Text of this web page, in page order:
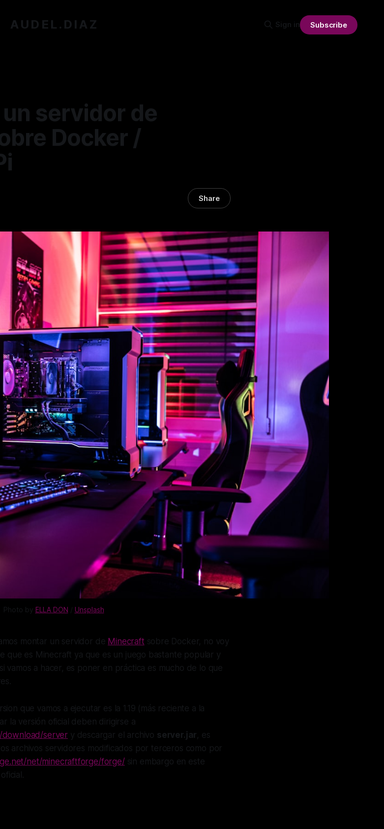
A U D E L . D I A Z Sign in Subscribe
servidor de
Docker /
Share
Photo by ELLA DON / Unsplash
montar un servidor de Minecraft sobre Docker, no voy
que es Minecraft ya que es un juego bastante popular y
vamos a hacer, es poner en práctica es mucho de lo que
que vamos a ejecutar es la 1.19 (más reciente a la
la versión oficial deben dirigirse a
server y descargar el archivo server.jar, es
archivos servidores modificados por terceros como por
net/minecraftforge/forge/sin embargo en este